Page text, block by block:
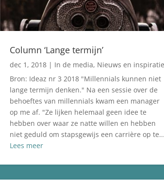
Column ‘Lange termijn’
dec 1, 2018| In de media, Nieuws en inspiratie
Bron: Ideaz nr 3 2018 "Millennials kunnen niet
lange termijn denken." Na een sessie over de
behoeftes van millennials kwam een manager
op me af. "Ze lijken helemaal geen idee te
hebben over waar ze natte willen en hebben
niet geduld om stapsgewijs een carrière op
Lees meer